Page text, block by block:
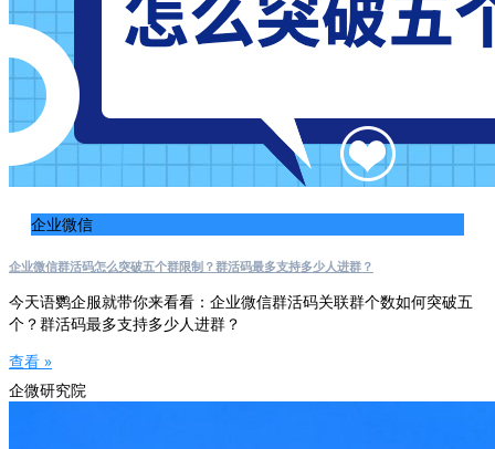
企业微信
企业微信群活码怎么突破五个群限制？群活码最多支持多少人进群？
今天语鹦企服就带你来看看：企业微信群活码关联群个数如何突破五
个？群活码最多支持多少人进群？
查看 »
企微研究院